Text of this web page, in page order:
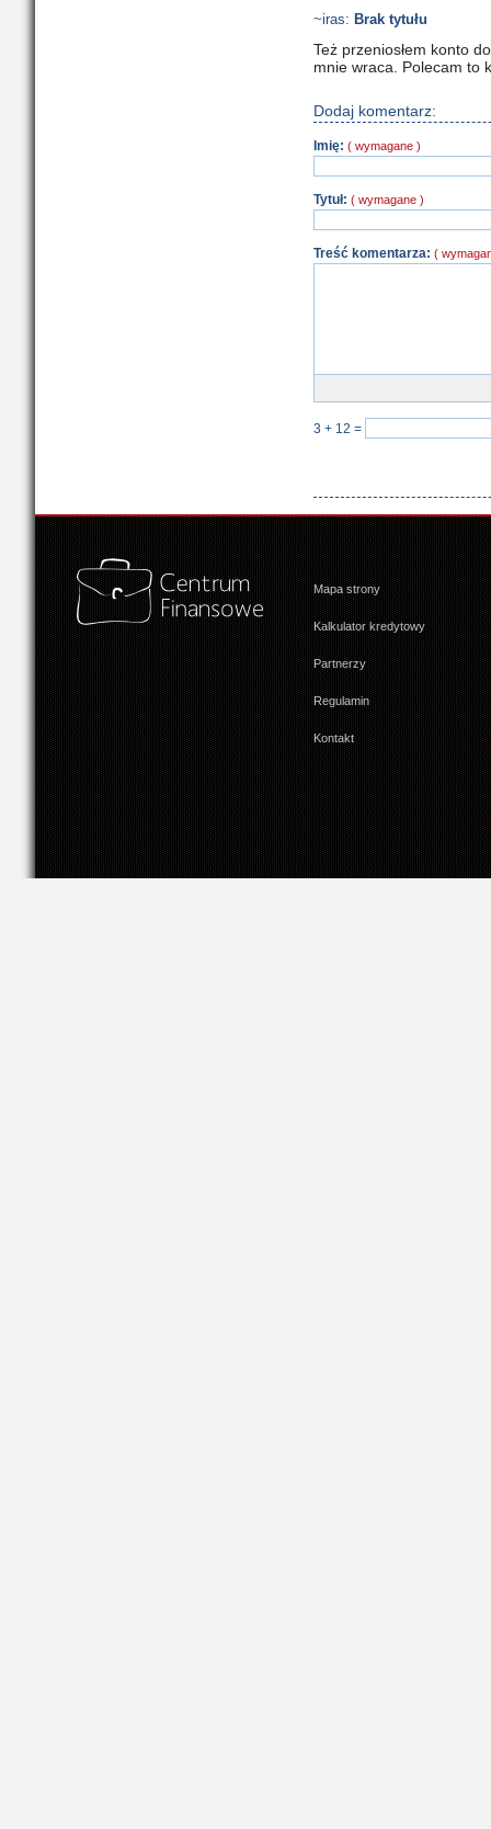
~iras: Brak tytułu
Też przeniosłem konto
mnie wraca. Polecam to
Dodaj komentarz:
Imię: ( wymagane )
Tytuł: ( wymagane )
Treść komentarza: (
3 + 12 =
Mapa strony
Kalkulator kredytowy
Partnerzy
Regulamin
Kontakt